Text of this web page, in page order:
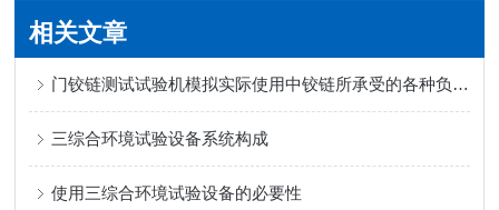
相关文章
门铰链测试试验机模拟实际使用中铰链所承受的各种负载和应力
三综合环境试验设备系统构成
使用三综合环境试验设备的必要性